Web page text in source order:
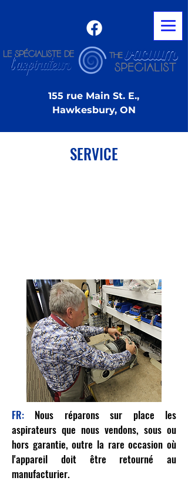
155 rue Main St. E.,
Hawkesbury, ON
SERVICE
FR: Nous réparons sur place les
aspirateurs que nous vendons, sous ou
hors garantie, outre la rare occasion où
l'appareil doit être retourné au
manufacturier.